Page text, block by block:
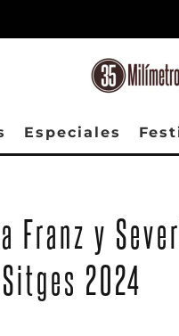
Especiales
Franz y
2024